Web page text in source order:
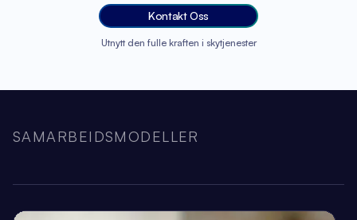
Kontakt Oss
Utnytt den fulle kraften i skytjenester
SAMARBEIDSMODELLER